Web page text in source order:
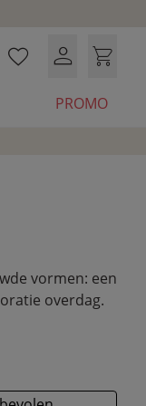
PROMO
vormen: een
overdag.